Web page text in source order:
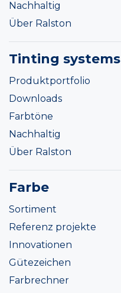
Nachhaltig
Über Ralston
Tinting systems
Produktportfolio
Downloads
Farbtöne
Nachhaltig
Über Ralston
Farbe
Sortiment
Referenz projekte
Innovationen
Gütezeichen
Farbrechner